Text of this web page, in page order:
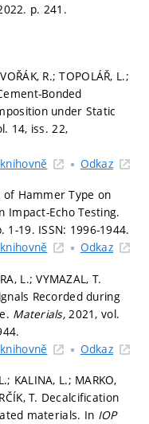
p. 241.
R.; TOPOLÁŘ, L.;
Bonded
under Static
14, iss. 22,
Odkaz
of Hammer Type on
Impact-Echo Testing.
1-19. ISSN: 1996-1944.
Odkaz
L.; VYMAZAL, T.
Recorded during
Materials, 2021, vol.
Odkaz
KALINA, L.; MARKO,
T. Decalcification
materials. In IOP